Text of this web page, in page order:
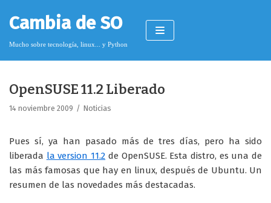
Saltar
al
contenido
Cambia de SO
Mucho sobre tecnología, linux... y Python
Pimagizer
Donar
Licencia de contenido
OpenSUSE 11.2 Liberado
14 noviembre 2009 Noticias
Pues sí, ya han pasado más de tres días, pero ha sido
liberada la version 11.2 de OpenSUSE. Esta distro, es una de
las más famosas que hay en linux, después de Ubuntu. Un
resumen de las novedades más destacadas.